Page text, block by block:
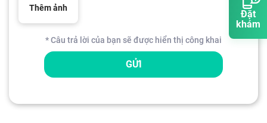
Đặt
khám
Thêm ảnh
* Câu trả lời của bạn sẽ được hiển thị công khai
GỬI